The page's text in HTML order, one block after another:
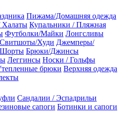
Пижама/Домашняя одежда
Халаты Купальники / Пляжная
Футболки/Майки Лонгсливы
Свитшоты/Худи Джемперы/
Шорты Брюки/Джинсы
Леггинсы Носки / Гольфы
брюки Верхняя одежда
Сандалии / Эспадрильи
сапоги Ботинки и сапоги